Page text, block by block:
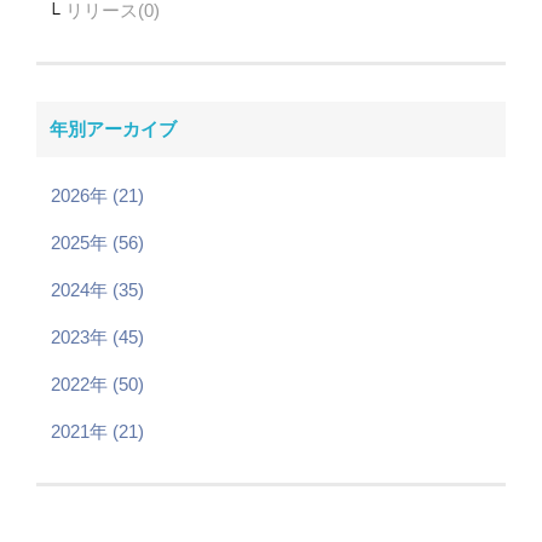
リリース
年別アーカイブ
2026年 (21)
2025年 (56)
2024年 (35)
2023年 (45)
2022年 (50)
2021年 (21)